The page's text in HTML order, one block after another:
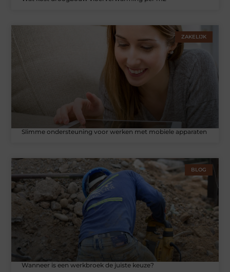
ZAKELIJK
Slimme ondersteuning voor werken met mobiele apparaten
BLOG
Wanneer is een werkbroek de juiste keuze?